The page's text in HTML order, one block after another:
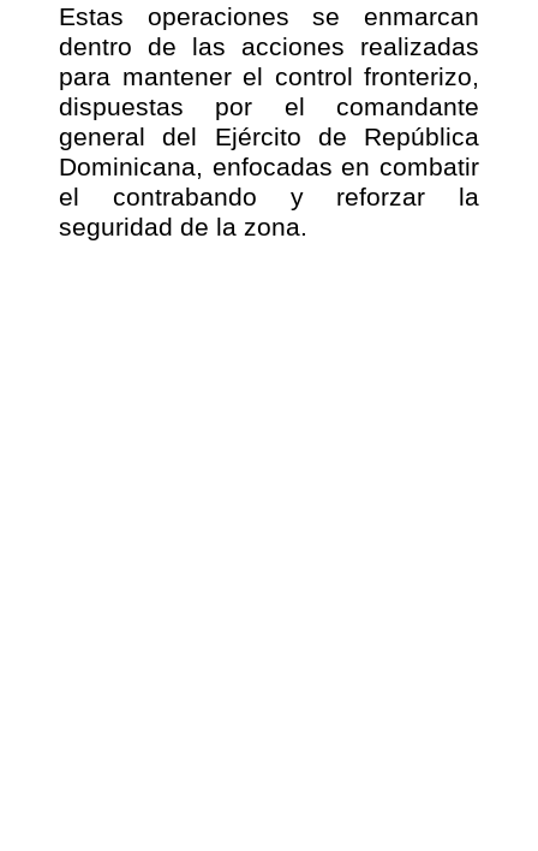
Estas operaciones se enmarcan
dentro de las acciones realizadas
para mantener el control fronterizo,
dispuestas por el comandante
general del Ejército de República
Dominicana, enfocadas en combatir
el contrabando y reforzar la
seguridad de la zona.